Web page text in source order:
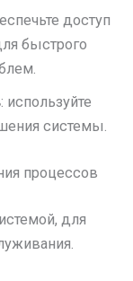
доступ
быстрого
: используйте
системы.
процессов
для